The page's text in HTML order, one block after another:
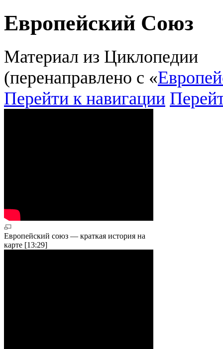
Европейский Союз
Материал из Циклопедии
(перенаправлено с «
Перейти к навигации
Европейский союз — краткая история на
карте [13:29]